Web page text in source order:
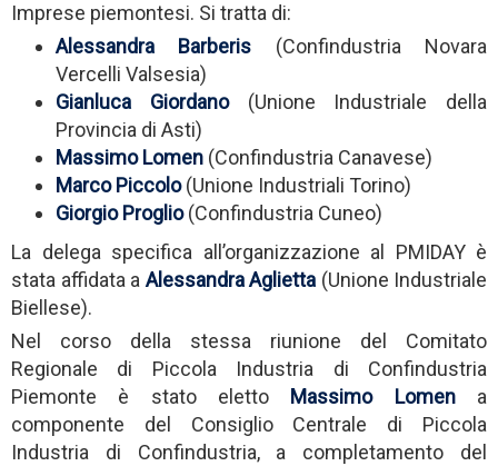
Imprese piemontesi. Si tratta di:
Alessandra
Barberis
(Confindustria Novara
Vercelli Valsesia)
Gianluca
Giordano(Unione Industriale della
Provincia di Asti)
Massimo Lomen (Confindustria Canavese)
Marco Piccolo(Unione Industriali Torino)
Giorgio Proglio(Confindustria Cuneo)
La delega specifica all’organizzazione al PMIDAY è
stata affidata aAlessandra Aglietta (Unione Industriale
Biellese).
Nel corso della stessa riunione del Comitato
Regionale di Piccola Industria di Confindustria
Piemonte è stato eletto
Massimo Lomen
a
componente del Consiglio Centrale di Piccola
Industria di Confindustria, a completamento del